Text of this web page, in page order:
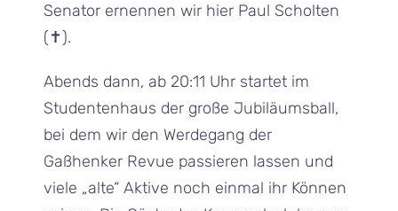
Senator ernennen wir hier Paul Scholten
(✝).
Abends dann, ab 20:11 Uhr startet im
Studentenhaus der große Jubiläumsball,
bei dem wir den Werdegang der
Gaßhenker Revue passieren lassen und
viele „alte“ Aktive noch einmal ihr Können